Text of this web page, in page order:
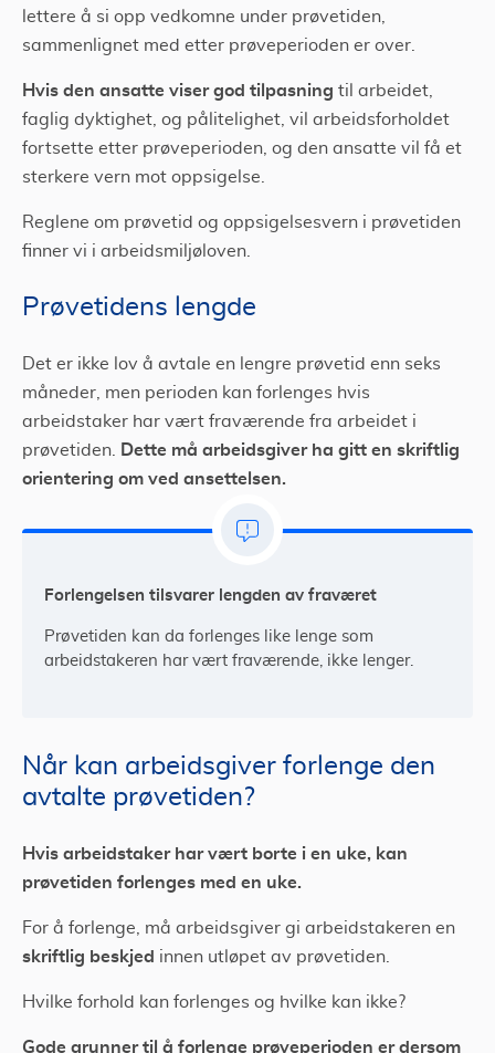
lettere å si opp vedkomne under prøvetiden,
sammenlignet med etter prøveperioden er over.
Hvis den ansatte viser god tilpasning til arbeidet,
faglig dyktighet, og pålitelighet, vil arbeidsforholdet
fortsette etter prøveperioden, og den ansatte vil få et
sterkere vern mot oppsigelse.
Reglene om prøvetid og oppsigelsesvern i prøvetiden
finner vi i arbeidsmiljøloven.
Prøvetidens lengde
Det er ikke lov å avtale en lengre prøvetid enn seks
måneder, men perioden kan forlenges hvis
arbeidstaker har vært fraværende fra arbeidet i
prøvetiden. Dette må arbeidsgiver ha gitt en skriftlig
orientering om ved ansettelsen.
Forlengelsen tilsvarer lengden av fraværet
Prøvetiden kan da forlenges like lenge som
arbeidstakeren har vært fraværende, ikke lenger.
Når kan arbeidsgiver forlenge den
avtalte prøvetiden?
Hvis arbeidstaker har vært borte i en uke, kan
prøvetiden forlenges med en uke.
For å forlenge, må arbeidsgiver gi arbeidstakeren en
skriftlig beskjed innen utløpet av prøvetiden.
Hvilke forhold kan forlenges og hvilke kan ikke?
Gode grunner til å forlenge prøveperioden er dersom